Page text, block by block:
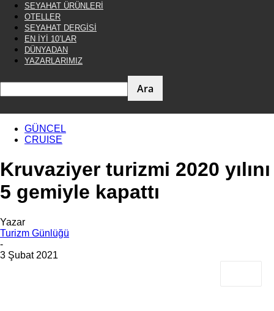
SEYAHAT ÜRÜNLERİ
OTELLER
SEYAHAT DERGİSİ
EN İYİ 10’LAR
DÜNYADAN
YAZARLARIMIZ
GÜNCEL
CRUISE
Kruvaziyer turizmi 2020 yılını
5 gemiyle kapattı
Yazar
Turizm Günlüğü
-
3 Şubat 2021